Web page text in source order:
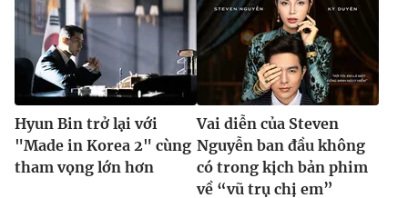
Hyun Bin trở lại với
"Made in Korea 2" cùng
tham vọng lớn hơn
Vai diễn của Steven
Nguyễn ban đầu không
có trong kịch bản phim
về “vũ trụ chị em”